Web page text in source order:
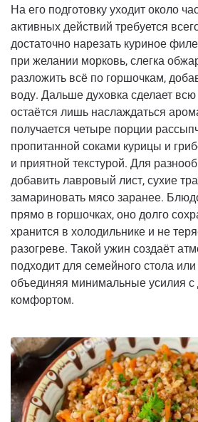
На его подготовку уходит около
активных действий требуется
достаточно нарезать куриное
при желании морковь, слегка
разложить всё по горшочкам,
воду. Дальше духовка сделает всю
остаётся лишь наслаждаться
получается четыре порции
пропитанной соками курицы и
и приятной текстурой. Для
добавить лавровый лист, сухие
замариновать мясо заранее.
прямо в горшочках, оно долго
хранится в холодильнике и не
разогреве. Такой ужин создаёт
подходит для семейного стола
объединяя минимальные усилия
комфортом.